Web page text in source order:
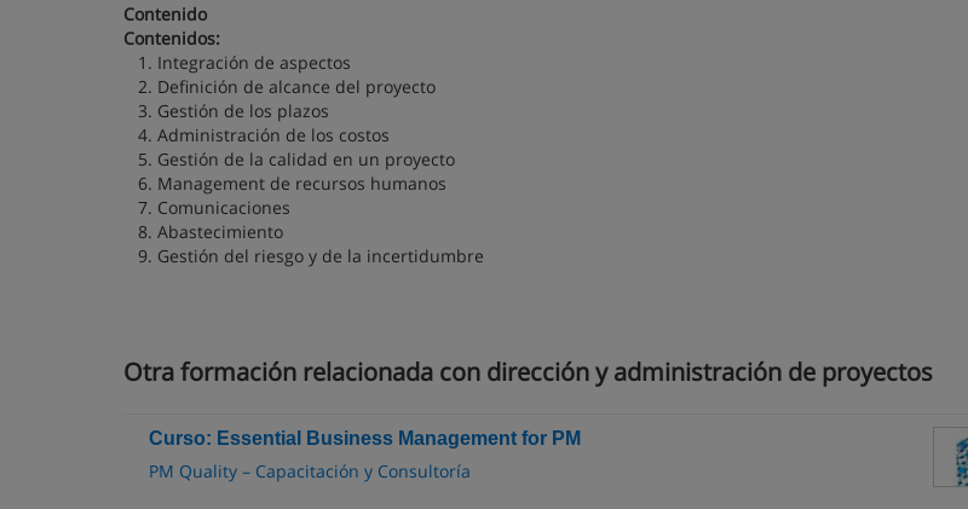
Contenido
Contenidos:
1. Integración de aspectos
2. Definición de alcance del proyecto
3. Gestión de los plazos
4. Administración de los costos
5. Gestión de la calidad en un proyecto
6. Management de recursos humanos
7. Comunicaciones
8. Abastecimiento
9. Gestión del riesgo y de la incertidumbre
Otra formación relacionada con dirección y administración de proyectos
Curso: Essential Business Management for PM
PM Quality – Capacitación y Consultoría